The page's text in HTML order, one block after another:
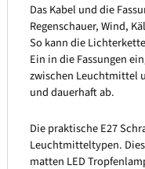
Das Kabel und die
Regenschauer, Wind,
So kann die
Ein in die Fassungen
zwischen Leuchtmittel
und dauerhaft ab.
Die praktische E27
Leuchtmitteltypen.
matten LED